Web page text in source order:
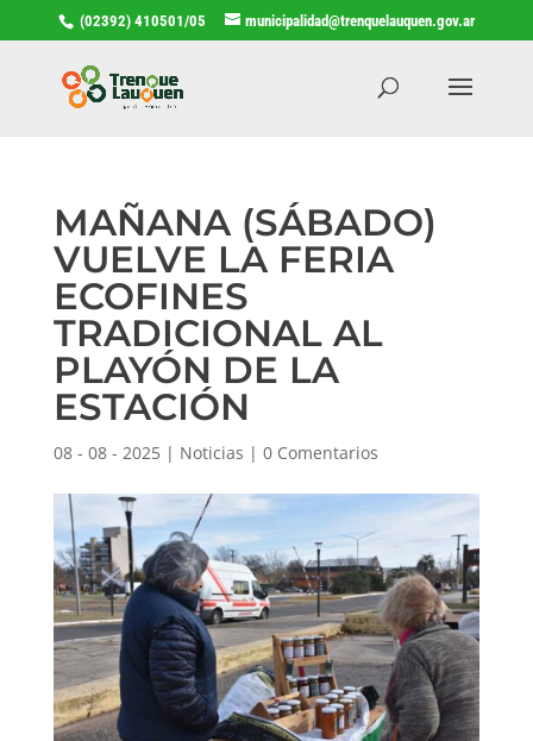
(02392) 410501/05 municipalidad@trenquelauquen.gov.ar
MAÑANA (SÁBADO)
VUELVE LA FERIA
ECOFINES
TRADICIONAL AL
PLAYÓN DE LA
ESTACIÓN
08 - 08 - 2025| Noticias | 0 Comentarios